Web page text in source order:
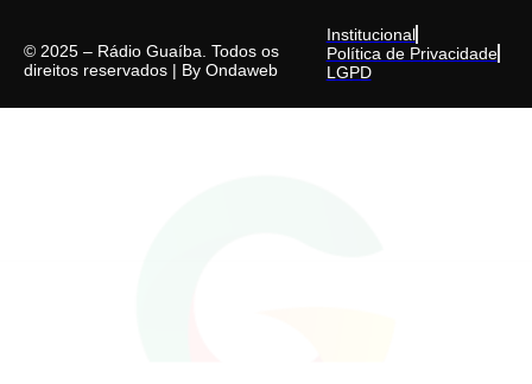
© 2025 – Rádio Guaíba. Todos os
direitos reservados | By Ondaweb
Institucional
Política de Privacidade
LGPD